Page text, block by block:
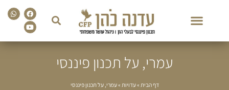
Facebook
Youtube
עמרי, על תכנון פיננסי
דף הבית »עדויות »עמרי, על תכנון פיננסי